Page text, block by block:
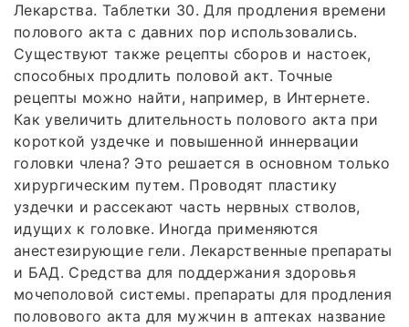
Лекарства. Таблетки 30. Для продления времени
полового акта с давних пор использовались.
Существуют также рецепты сборов и настоек,
способных продлить половой акт. Точные
рецепты можно найти, например, в Интернете.
Как увеличить длительность полового акта при
короткой уздечке и повышенной иннервации
головки члена? Это решается в основном только
хирургическим путем. Проводят пластику
уздечки и рассекают часть нервных стволов,
идущих к головке. Иногда применяются
анестезирующие гели. Лекарственные препараты
и БАД. Средства для поддержания здоровья
мочеполовой системы. препараты для продления
половового акта для мужчин в аптеках название